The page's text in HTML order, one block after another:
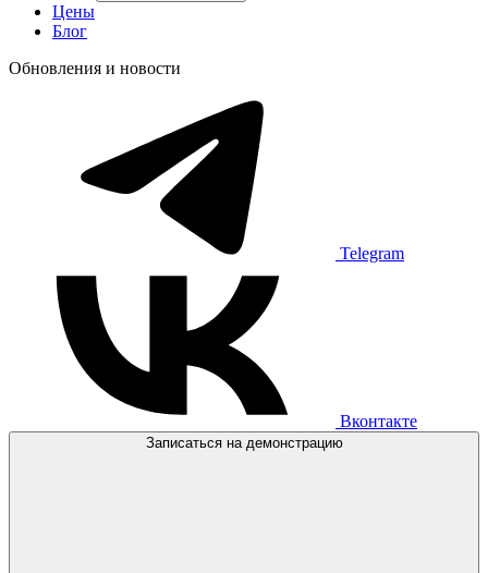
Цены
Блог
Обновления и новости
Telegram
Вконтакте
Записаться на демонстрацию